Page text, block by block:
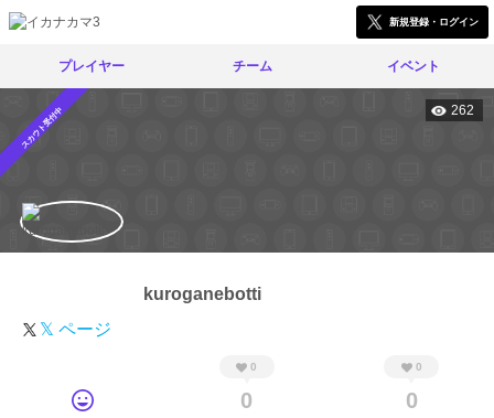
新規登録・ログイン
プレイヤー チーム イベント
スカウト受付中 262
kuroganebotti
𝕏 ページ
0
0
0
0